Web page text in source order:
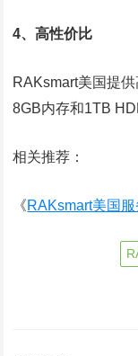
4、高性价比
RAKsmart美国提
8GB内存和1TB
相关推荐：
《RAKsmart美国